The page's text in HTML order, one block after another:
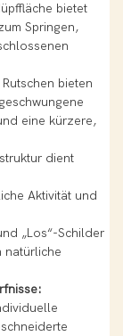
bietet
Springen,
bieten
eine kürzere,
dient
Aktivität und
„Los“-Schilder
natürliche